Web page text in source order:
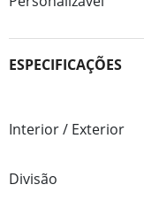
ESPECIFICAÇÕES
Interior / Exterior
Divisão